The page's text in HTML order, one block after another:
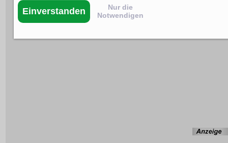
Einverstanden
Nur die
Notwendigen